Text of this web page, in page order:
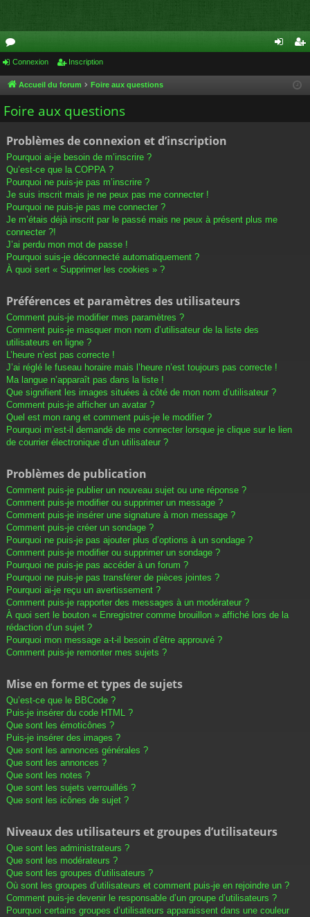
or
u
m
cri
Connexion Inscription
Accueil du forum Foire aux questions
Foire aux questions
Problèmes de connexion et d’inscription
Pourquoi ai-je besoin de m’inscrire ?
Qu’est-ce que la COPPA ?
Pourquoi ne puis-je pas m’inscrire ?
Je suis inscrit mais je ne peux pas me connecter !
Pourquoi ne puis-je pas me connecter ?
Je m’étais déjà inscrit par le passé mais ne peux à présent plus me
connecter ?!
J’ai perdu mon mot de passe !
Pourquoi suis-je déconnecté automatiquement ?
À quoi sert « Supprimer les cookies » ?
Préférences et paramètres des utilisateurs
Comment puis-je modifier mes paramètres ?
Comment puis-je masquer mon nom d’utilisateur de la liste des
utilisateurs en ligne ?
L’heure n’est pas correcte !
J’ai réglé le fuseau horaire mais l’heure n’est toujours pas correcte !
Ma langue n’apparaît pas dans la liste !
Que signifient les images situées à côté de mon nom d’utilisateur ?
Comment puis-je afficher un avatar ?
Quel est mon rang et comment puis-je le modifier ?
Pourquoi m’est-il demandé de me connecter lorsque je clique sur le lien
de courrier électronique d’un utilisateur ?
Problèmes de publication
Comment puis-je publier un nouveau sujet ou une réponse ?
Comment puis-je modifier ou supprimer un message ?
Comment puis-je insérer une signature à mon message ?
Comment puis-je créer un sondage ?
Pourquoi ne puis-je pas ajouter plus d’options à un sondage ?
Comment puis-je modifier ou supprimer un sondage ?
Pourquoi ne puis-je pas accéder à un forum ?
Pourquoi ne puis-je pas transférer de pièces jointes ?
Pourquoi ai-je reçu un avertissement ?
Comment puis-je rapporter des messages à un modérateur ?
À quoi sert le bouton « Enregistrer comme brouillon » affiché lors de la
rédaction d’un sujet ?
Pourquoi mon message a-t-il besoin d’être approuvé ?
Comment puis-je remonter mes sujets ?
Mise en forme et types de sujets
Qu’est-ce que le BBCode ?
Puis-je insérer du code HTML ?
Que sont les émoticônes ?
Puis-je insérer des images ?
Que sont les annonces générales ?
Que sont les annonces ?
Que sont les notes ?
Que sont les sujets verrouillés ?
Que sont les icônes de sujet ?
Niveaux des utilisateurs et groupes d’utilisateurs
Que sont les administrateurs ?
Que sont les modérateurs ?
Que sont les groupes d’utilisateurs ?
Où sont les groupes d’utilisateurs et comment puis-je en rejoindre un ?
Comment puis-je devenir le responsable d’un groupe d’utilisateurs ?
Pourquoi certains groupes d’utilisateurs apparaissent dans une couleur